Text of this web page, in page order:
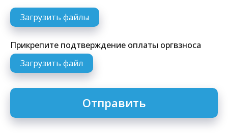
Загрузить файлы
Прикрепите подтверждение оплаты оргвзноса
Загрузить файл
Отправить